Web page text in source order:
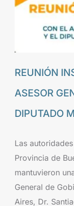
REUNIÓN
ASESOR
DIPUTADO
Las
Provincia de
mantuvieron
General de
Aires, Dr.